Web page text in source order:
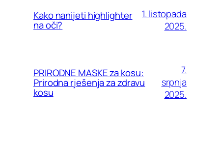
Kako nanijeti highlighter
na oči?
1. listopada
2025.
PRIRODNE MASKE za kosu:
Prirodna rješenja za zdravu
kosu
7.
srpnja
2025.